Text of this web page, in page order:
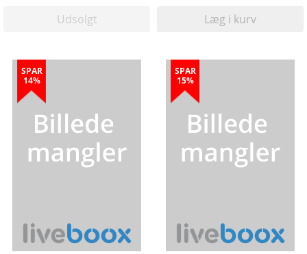
Udsolgt Læg i kurv
SPAR
14%
SPAR
15%